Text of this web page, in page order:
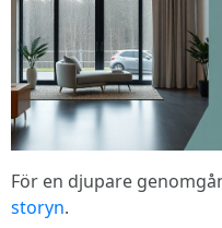
För en djupare
storyn.